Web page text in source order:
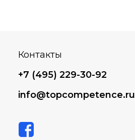
info@topcompetence.ru
+7 (495) 229-30-92
Контакты